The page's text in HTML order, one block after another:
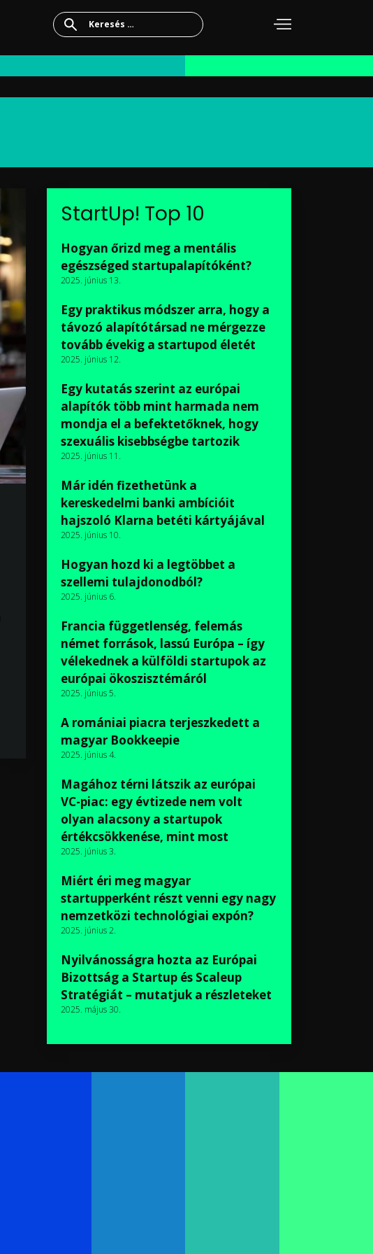
Keresés:
StartUp! Top 10
Hogyan őrizd meg a mentális
egészséged startupalapítóként?
2025. június 13.
Egy praktikus módszer arra, hogy a
távozó alapítótársad ne mérgezze
tovább évekig a startupod életét
2025. június 12.
Egy kutatás szerint az európai
alapítók több mint harmada nem
mondja el a befektetőknek, hogy
szexuális kisebbségbe tartozik
2025. június 11.
Már idén fizethetünk a
kereskedelmi banki ambícióit
hajszoló Klarna betéti kártyájával
2025. június 10.
Hogyan hozd ki a legtöbbet a
szellemi tulajdonodból?
2025. június 6.
Francia függetlenség, felemás
német források, lassú Európa – így
vélekednek a külföldi startupok az
európai ökoszisztémáról
2025. június 5.
A romániai piacra terjeszkedett a
magyar Bookkeepie
2025. június 4.
Magához térni látszik az európai
VC-piac: egy évtizede nem volt
olyan alacsony a startupok
értékcsökkenése, mint most
2025. június 3.
Miért éri meg magyar
startupperként részt venni egy nagy
nemzetközi technológiai expón?
2025. június 2.
Nyilvánosságra hozta az Európai
Bizottság a Startup és Scaleup
Stratégiát – mutatjuk a részleteket
2025. május 30.